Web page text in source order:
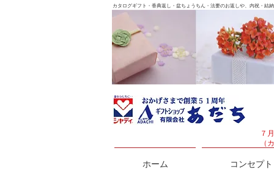
カタログギフト・香典返し・盆ちょうちん・法要のお返しや、内祝・結
ホーム コンセプト
７
（